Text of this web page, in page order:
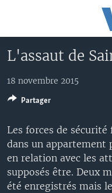
principal
principale
Retour
recherche
À LA UNE
AFRIQUE
ÉTATS-UNIS
MONDE
SPORT
TV
LE MONDE
VOA60 AFRIQUE
WASHINGTON FORUM
CORRESPONDANT VOA
FOCUS SAHEL
RADIO
LE MONDE
À VOTRE AVIS
VOTRE SANTÉ VOTRE
LE MONDE AU FÉMININ
AUTRES LANGUES
BAMBARA
FULFULDE
LINGALA
Apprenez L'anglais
SUIVEZ-NOUS
L'assaut de
18 novembre 2015
Les forces de sécurité
dans un appartement
en relation avec les
supposés être. Deux
été enregistrés mais
Partager